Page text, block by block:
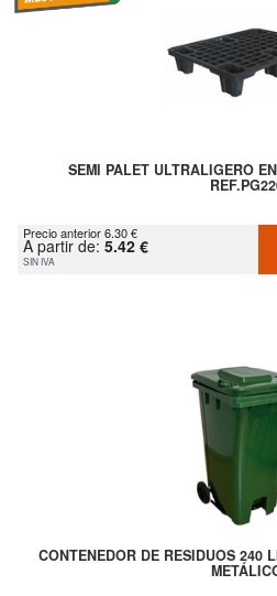
SEMI PALET ULTRALIGERO
Precio anterior 6.30 €
A partir de: 5.42 €
SIN IVA
CONTENEDOR DE RESIDUOS 240